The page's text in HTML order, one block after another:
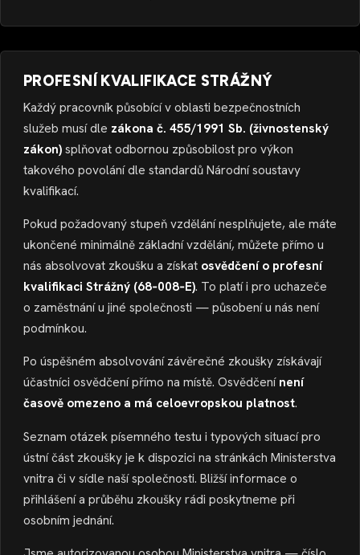
PROFESNÍ KVALIFIKACE STRÁŽNÝ
Každý pracovník působící v oblasti bezpečnostních
služeb musí dle zákona č. 455/1991 Sb. (živnostenský
zákon) splňovat odbornou způsobilost pro výkon
takového povolání dle standardů Národní soustavy
kvalifikací.
Pokud požadovaný stupeň vzdělání nesplňujete, ale máte
ukončené minimálně základní vzdělání, můžete přímo u
nás absolvovat zkoušku a získat osvědčení o profesní
kvalifikaci Strážný (68‑008‑E). To platí i pro uchazeče
o zaměstnání u jiné společnosti — působení u nás není
podmínkou.
Po úspěšném absolvování závěrečné zkoušky získávají
účastníci osvědčení přímo na místě. Osvědčení není
časově omezeno a má celoevropskou platnost.
Seznam otázek písemného testu i typových situací pro
ústní část zkoušky je k dispozici na stránkách Ministerstva
vnitra či v sídle naší společnosti. Bližší informace o
přihlášení a průběhu zkoušky rádi poskytneme při
osobním jednání.